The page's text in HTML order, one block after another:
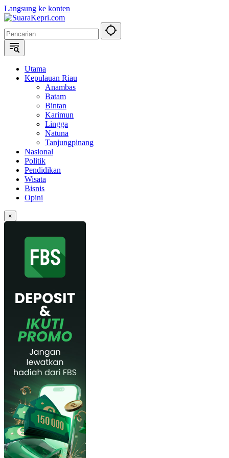
Langsung ke konten
Utama
Kepulauan Riau
Anambas
Batam
Bintan
Karimun
Lingga
Natuna
Tanjungpinang
Nasional
Politik
Pendidikan
Wisata
Bisnis
Opini
×